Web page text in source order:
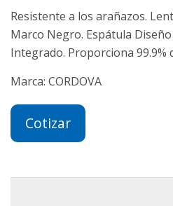
Resistente a los arañazos.
Marco Negro. Espátula
Integrado. Proporciona 99.9%
Marca: CORDOVA
Cotizar